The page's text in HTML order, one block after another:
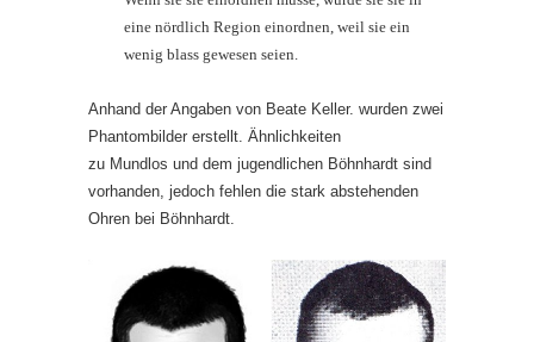
eine nördlich Region einordnen, weil sie ein
wenig blass gewesen seien.
Anhand der Angaben von Beate Keller. wurden zwei
Phantombilder erstellt. Ähnlichkeiten
zu Mundlos und dem jugendlichen Böhnhardt sind
vorhanden, jedoch fehlen die stark abstehenden
Ohren bei Böhnhardt.